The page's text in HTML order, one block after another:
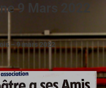
9 Mars 2022
– 9 mars 2022